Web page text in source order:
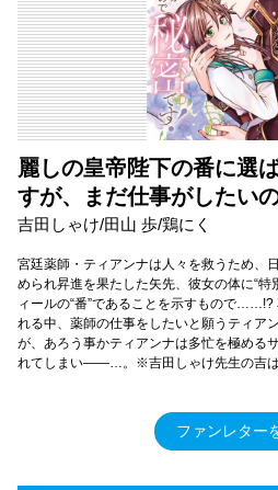
麗しの皇帝陛下の番に選
すが、まだ仕事がしたい
吉田しゃけ/田山 歩/鶏にく
宮廷薬師・ティアンナは人々を救うため、
められ昇進を果たした矢先、彼女の体に“特
ィールの“番”であることを示すもので
れる中、薬師の仕事をしたいと願うティア
が、あろう事かティアンナは多忙を極める
れてしまい――…。※吉田しゃけ先生の吉は
ファンレター